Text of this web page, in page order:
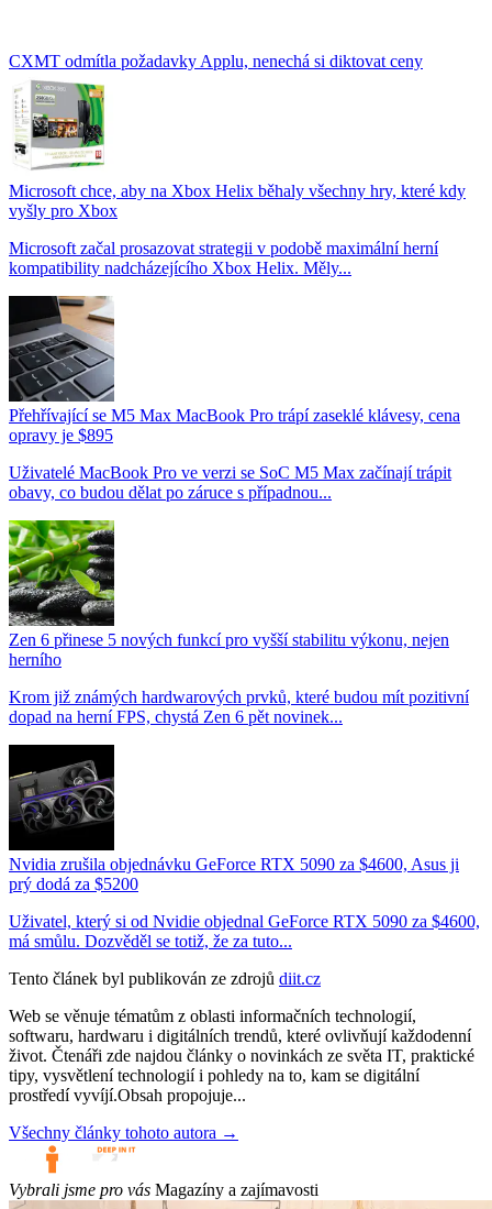
CXMT odmítla požadavky Applu, nenechá si diktovat ceny
Microsoft chce, aby na Xbox Helix běhaly všechny hry, které kdy
vyšly pro Xbox
Microsoft začal prosazovat strategii v podobě maximální herní
kompatibility nadcházejícího Xbox Helix. Měly...
Přehřívající se M5 Max MacBook Pro trápí zaseklé klávesy, cena
opravy je $895
Uživatelé MacBook Pro ve verzi se SoC M5 Max začínají trápit
obavy, co budou dělat po záruce s případnou...
Zen 6 přinese 5 nových funkcí pro vyšší stabilitu výkonu, nejen
herního
Krom již známých hardwarových prvků, které budou mít pozitivní
dopad na herní FPS, chystá Zen 6 pět novinek...
Nvidia zrušila objednávku GeForce RTX 5090 za $4600, Asus ji
prý dodá za $5200
Uživatel, který si od Nvidie objednal GeForce RTX 5090 za $4600,
má smůlu. Dozvěděl se totiž, že za tuto...
Tento článek byl publikován ze zdrojů diit.cz
Web se věnuje tématům z oblasti informačních technologií,
softwaru, hardwaru i digitálních trendů, které ovlivňují každodenní
život. Čtenáři zde najdou články o novinkách ze světa IT, praktické
tipy, vysvětlení technologií i pohledy na to, kam se digitální
prostředí vyvíjí.Obsah propojuje...
Všechny články tohoto autora →
Vybrali jsme pro vás Magazíny a zajímavosti